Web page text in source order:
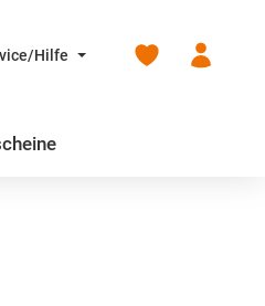
Hilfe
Du hast 0